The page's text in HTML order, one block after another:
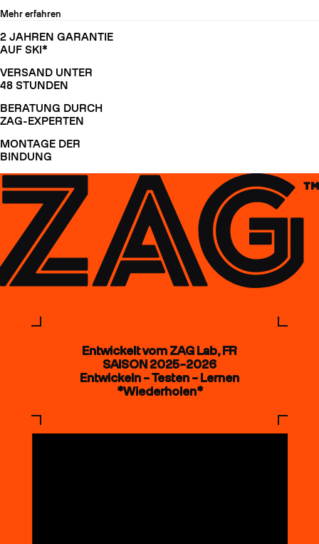
Mehr erfahren
2 JAHREN GARANTIE
AUF SKI*
VERSAND UNTER
48 STUNDEN
BERATUNG DURCH
ZAG-EXPERTEN
MONTAGE DER
BINDUNG
Entwickelt vom ZAG Lab, FR
SAISON 2025–2026
Entwickeln – Testen – Lernen
*Wiederholen*